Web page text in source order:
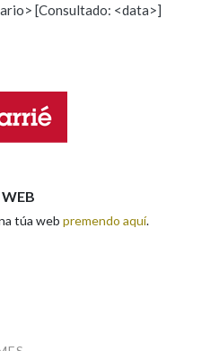
[Consultado: <data>]
túa web premendo aquí.